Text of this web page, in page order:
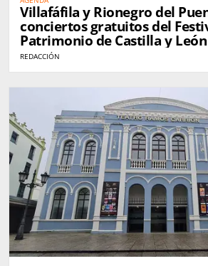
Villafáfila y Rionegro del
conciertos gratuitos del
Patrimonio de Castilla y León
REDACCIÓN